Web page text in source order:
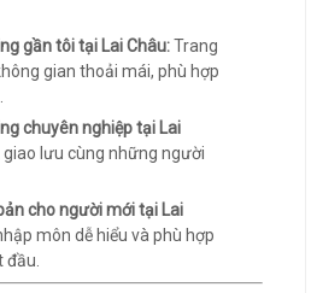
gần tôi tại Lai Châu:Trang
gian thoải mái, phù hợp
chuyên nghiệp tại Lai
lưu cùng những người
cho người mới tại Lai
môn dễ hiểu và phù hợp